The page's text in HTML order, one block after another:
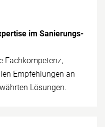
im Sanierungs­
Fach­kompetenz,
Empfehlungen an
Lö­sungen.